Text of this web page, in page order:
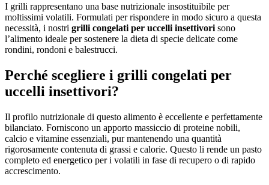
I grilli rappresentano una base nutrizionale insostituibile per
moltissimi volatili. Formulati per rispondere in modo sicuro a questa
necessità, i nostri grilli congelati per uccelli insettivori sono
l’alimento ideale per sostenere la dieta di specie delicate come
rondini, rondoni e balestrucci.
Perché scegliere i grilli congelati per
uccelli insettivori?
Il profilo nutrizionale di questo alimento è eccellente e perfettamente
bilanciato. Forniscono un apporto massiccio di proteine nobili,
calcio e vitamine essenziali, pur mantenendo una quantità
rigorosamente contenuta di grassi e calorie. Questo li rende un pasto
completo ed energetico per i volatili in fase di recupero o di rapido
accrescimento.